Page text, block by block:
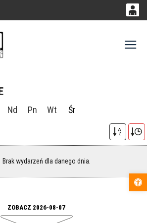
Otwórz
Nd Pn Wt
Śr
A
Z
Brak wydarzeń dla danego dnia.
ZOBACZ 2026-08-07